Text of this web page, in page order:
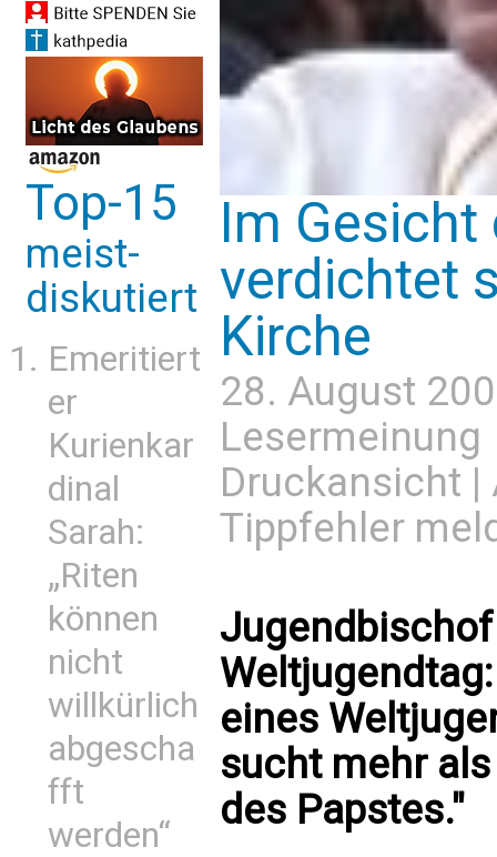
Top-15
meist-
diskutiert
Emeritiert
er
Kurienkar
dinal
Sarah:
„Riten
können
nicht
willkürlich
abgescha
fft
werden“
Im
verdichtet
Kirche
28. August
Lesermeinung
Druckansicht |
Tippfehler
eines
sucht mehr
des Papstes."